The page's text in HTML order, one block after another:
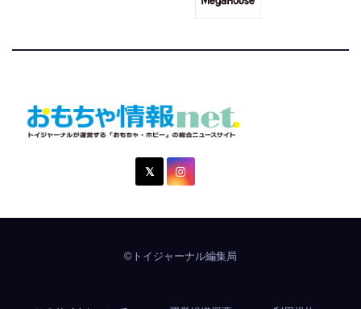
おもちゃ情報net.
トイジャーナルが運営する「おもちゃ・ホビー」の総合ニュ
©トイジャーナル編集局